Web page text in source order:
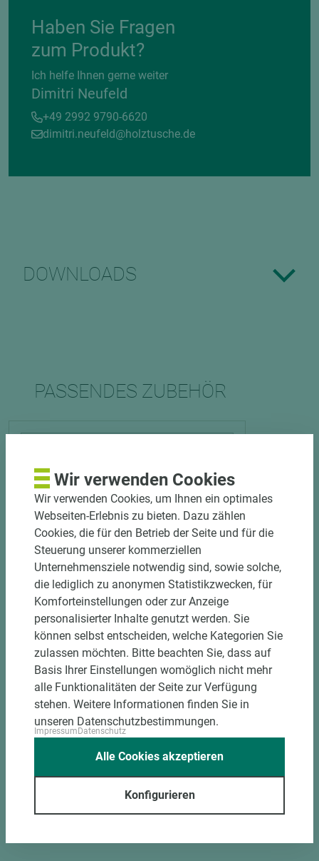
Haben Sie Fragen
zum Produkt?
Ich helfe Ihnen gerne weiter
Dimitri Neufeld
+49 2992 9790-6620
dimitri.neufeld@holztusche.de
DOWNLOADS
PASSENDES ZUBEHÖR
James Hardie Fassadenverkleidung
Hardie® Plank JH80-70 Espresso
stumpf Holzstruktur
Länge (mm)
3.600
Breite (mm)
180
Stärke (mm)
8
Wir verwenden Cookies
Wir verwenden Cookies, um Ihnen ein optimales
Webseiten-Erlebnis zu bieten. Dazu zählen
Cookies, die für den Betrieb der Seite und für die
Steuerung unserer kommerziellen
Unternehmensziele notwendig sind, sowie solche,
die lediglich zu anonymen Statistikzwecken, für
Komforteinstellungen oder zur Anzeige
personalisierter Inhalte genutzt werden. Sie
können selbst entscheiden, welche Kategorien Sie
zulassen möchten. Bitte beachten Sie, dass auf
Basis Ihrer Einstellungen womöglich nicht mehr
alle Funktionalitäten der Seite zur Verfügung
stehen. Weitere Informationen finden Sie in
unseren Datenschutzbestimmungen.
ImpressumDatenschutz
Konfigurieren
Alle Cookies akzeptieren